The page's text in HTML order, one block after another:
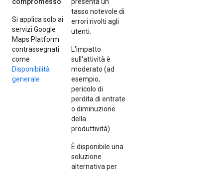
Si applica solo ai
servizi Google
Maps Platform
contrassegnati
come
Disponibilità
generale
tasso notevole di
errori rivolti agli
utenti.
L'impatto
sull'attività è
moderato (ad
esempio,
pericolo di
perdita di entrate
o diminuzione
della
produttività).
È disponibile una
soluzione
alternativa per